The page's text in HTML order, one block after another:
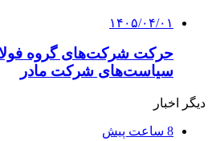
۱۴۰۵/۰۴/۰۱
حرکت شرکت‌های گروه
سیاست‌های‌ شرکت مادر
دیگر اخبار
8 ساعت پیش